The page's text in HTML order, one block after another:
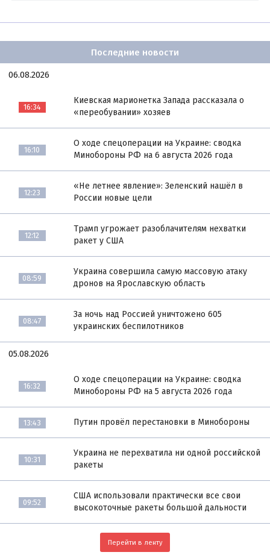
Последние новости
06.08.2026
16:34
Киевская марионетка Запада рассказала о
«переобувании» хозяев
16:10
О ходе спецоперации на Украине: сводка
Минобороны РФ на 6 августа 2026 года
12:23
«Не летнее явление»: Зеленский нашёл в
России новые цели
12:12
Трамп угрожает разоблачителям нехватки
ракет у США
08:59
Украина совершила самую массовую атаку
дронов на Ярославскую область
08:47
За ночь над Россией уничтожено 605
украинских беспилотников
05.08.2026
16:32
О ходе спецоперации на Украине: сводка
Минобороны РФ на 5 августа 2026 года
13:43 Путин провёл перестановки в Минобороны
10:31
Украина не перехватила ни одной российской
ракеты
09:52
США использовали практически все свои
высокоточные ракеты большой дальности
Перейти в ленту